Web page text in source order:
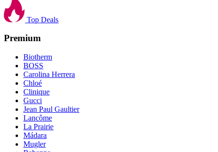
Top Deals
Premium
Biotherm
BOSS
Carolina Herrera
Chloé
Clinique
Gucci
Jean Paul Gaultier
Lancôme
La Prairie
Mádara
Mugler